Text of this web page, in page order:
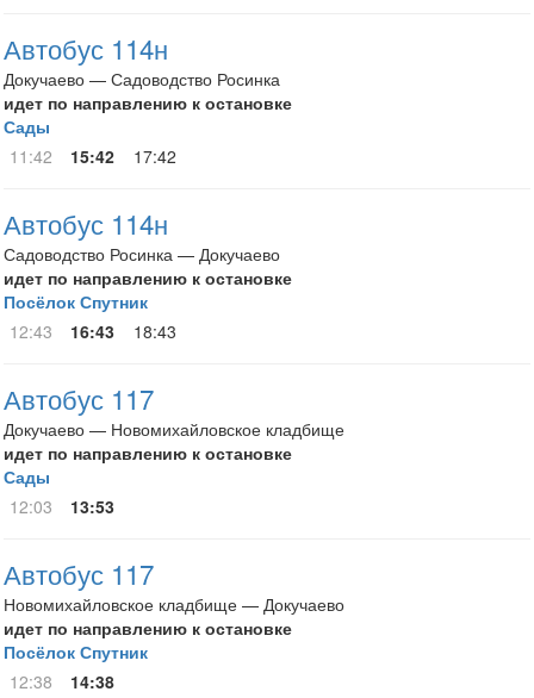
Автобус 114н
Докучаево — Садоводство Росинка
идет по направлению к остановке
Сады
11:42
15:42 17:42
Автобус 114н
Садоводство Росинка — Докучаево
идет по направлению к остановке
Посёлок Спутник
12:43
16:43 18:43
Автобус 117
Докучаево — Новомихайловское кладбище
идет по направлению к остановке
Сады
12:03
13:53
Автобус 117
Новомихайловское кладбище — Докучаево
идет по направлению к остановке
Посёлок Спутник
12:38
14:38